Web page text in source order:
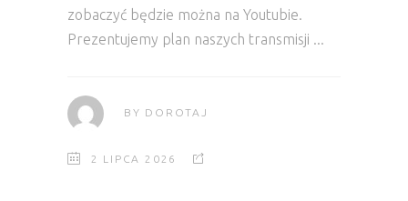
zobaczyć będzie można na Youtubie.
Prezentujemy plan naszych transmisji
BY DOROTAJ
2 LIPCA 2026